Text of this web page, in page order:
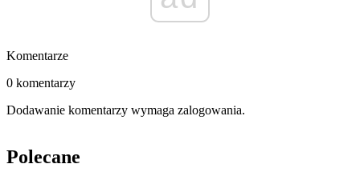
Komentarze
0 komentarzy
Dodawanie komentarzy wymaga zalogowania.
Polecane